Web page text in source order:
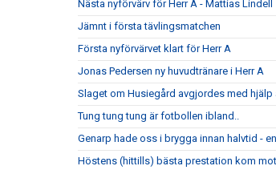
Nästa nyförvärv för Herr A - Mattias Lindell
Jämnt i första tävlingsmatchen
Första nyförvärvet klart för Herr A
Jonas Pedersen ny huvudtränare i Herr A
Slaget om Husiegård avgjordes med
Tung tung tung är fotbollen ibland..
Genarp hade oss i brygga innan halvtid -
Höstens (hittills) bästa prestation kom